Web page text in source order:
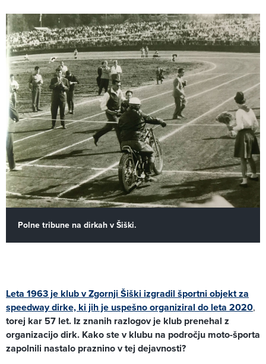
Polne tribune na dirkah v Šiški.
Leta 1963 je klub v Zgornji Šiški izgradil športni objekt za
speedway dirke, ki jih je uspešno organiziral do leta 2020,
torej kar 57 let. Iz znanih razlogov je klub prenehal z
organizacijo dirk. Kako ste v klubu na področju moto-športa
zapolnili nastalo praznino v tej dejavnosti?